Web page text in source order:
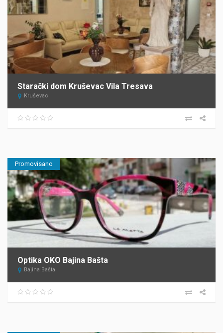
Starački dom Kruševac Vila Tresava
Kruševac
Promovisano
Optika OKO Bajina Bašta
Bajina Bašta